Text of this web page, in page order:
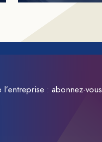
: abonnez-vous